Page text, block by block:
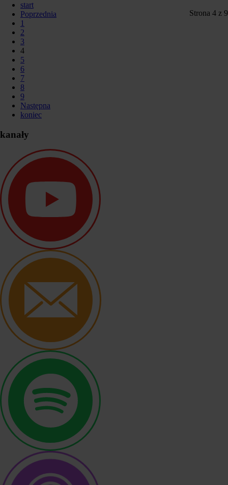
Strona 4 z 9
start
Poprzednia
1
2
3
4
5
6
7
8
9
Następna
koniec
kanały